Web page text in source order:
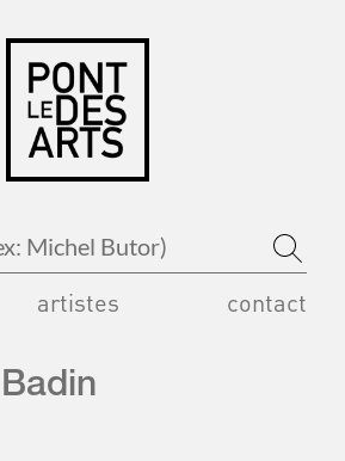
artistes contact